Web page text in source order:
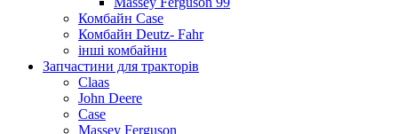
Комбайн Case
Комбайн Deutz- Fahr
інші комбайни
Запчастини для тракторів
Claas
John Deere
Case
Massey Ferguson